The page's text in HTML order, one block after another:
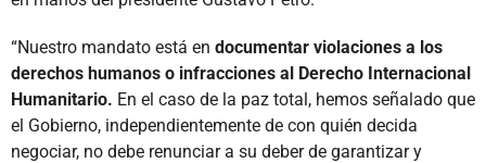
“Nuestro mandato está en documentar violaciones a los
derechos humanos o infracciones al Derecho Internacional
Humanitario. En el caso de la paz total, hemos señalado que
el Gobierno, independientemente de con quién decida
negociar, no debe renunciar a su deber de garantizar y